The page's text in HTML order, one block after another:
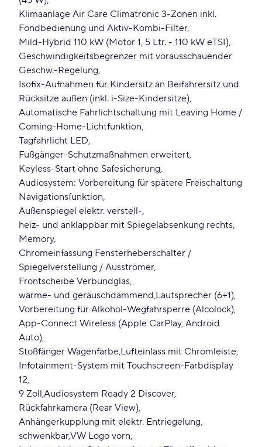
Klimaanlage Air Care Climatronic 3-Zonen inkl.
Fondbedienung und Aktiv-Kombi-Filter
Mild-Hybrid 110 kW (Motor 1, 5 Ltr. - 110 kW eTSI)
Geschwindigkeitsbegrenzer mit vorausschauender
Geschw.-Regelung
Isofix-Aufnahmen für Kindersitz an Beifahrersitz und
Rücksitze außen (inkl. i-Size-Kindersitze)
Automatische Fahrlichtschaltung mit Leaving Home /
Coming-Home-Lichtfunktion
Tagfahrlicht LED
Fußgänger-Schutzmaßnahmen erweitert
Keyless-Start ohne Safesicherung
Audiosystem: Vorbereitung für spätere Freischaltung
Navigationsfunktion
Außenspiegel elektr. verstell-
heiz- und anklappbar mit Spiegelabsenkung rechts
Memory
Chromeinfassung Fensterheberschalter /
Spiegelverstellung / Ausströmer
Frontscheibe Verbundglas
wärme- und geräuschdämmend Lautsprecher (6+1)
Vorbereitung für Alkohol-Wegfahrsperre (Alcolock)
App-Connect Wireless (Apple CarPlay, Android
Auto)
Stoßfänger Wagenfarbe Lufteinlass mit Chromleiste
Infotainment-System mit Touchscreen-Farbdisplay
12
9 Zoll Audiosystem Ready 2 Discover
Rückfahrkamera (Rear View)
Anhängerkupplung mit elektr. Entriegelung
schwenkbarVW Logo vorn